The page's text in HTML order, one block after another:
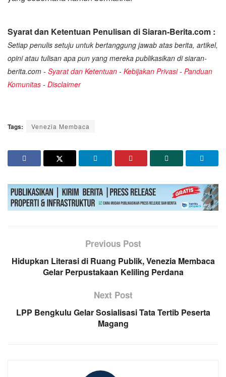
Syarat dan Ketentuan Penulisan di Siaran-Berita.com :
Setiap penulis setuju untuk bertanggung jawab atas berita, artikel,
opini atau tulisan apa pun yang mereka publikasikan di siaran-
berita.com - Syarat dan Ketentuan - Kebijakan Privasi- Panduan
Komunitas - Disclaimer
Tags: Venezia Membaca
Previous Post
Hidupkan Literasi di Ruang Publik, Venezia Membaca
Gelar Perpustakaan Keliling Perdana
Next Post
LPP Bengkulu Gelar Sosialisasi Tata Tertib Peserta
Magang